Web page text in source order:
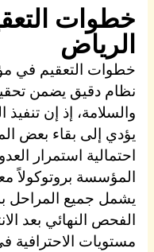
خطوات
الرياض
خطوات التعقيم في
نظام دقيق يضمن
والسلامة، إذ إن
يؤدي إلى بقاء بعض
احتمالية استمرار
المؤسسة بروتوكولاً
يشمل جميع المراحل
الفحص النهائي بعد
مستويات